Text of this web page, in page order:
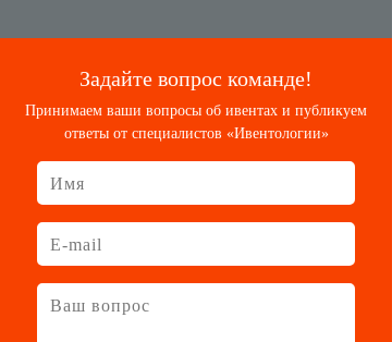
Задайте вопрос команде!
Принимаем ваши вопросы об ивентах и публикуем
ответы от специалистов «Ивентологии»